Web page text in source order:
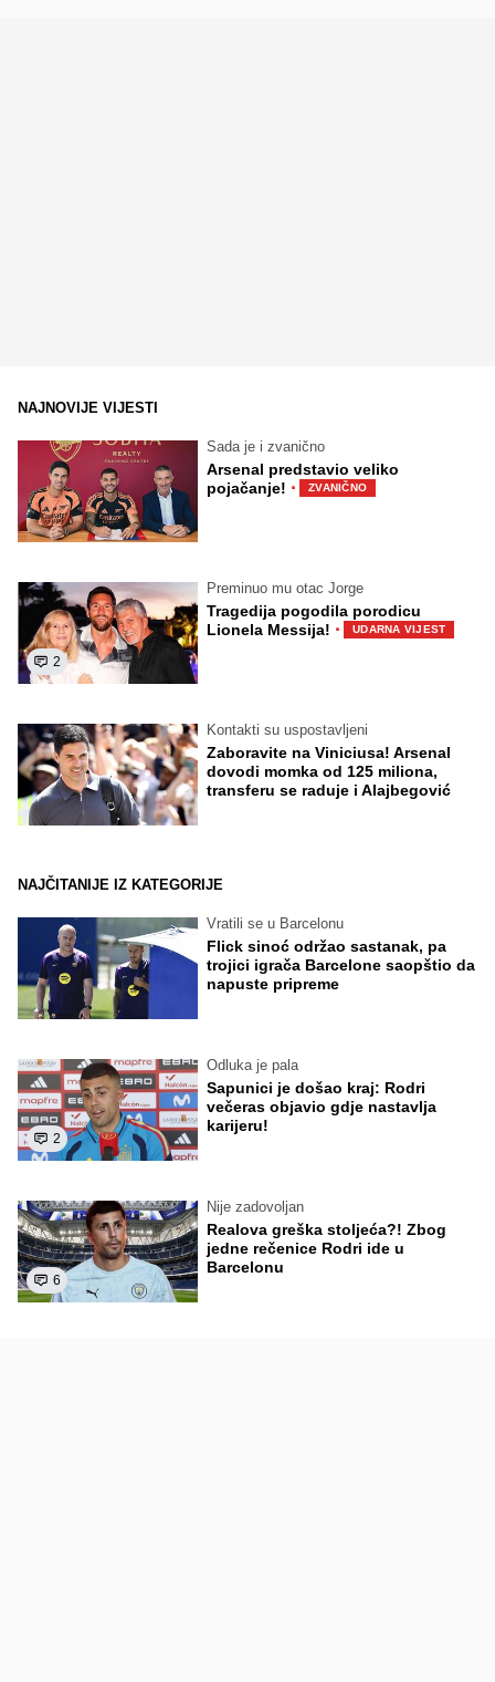
NAJNOVIJE VIJESTI
Sada je i zvanično
Arsenal predstavio veliko
pojačanje! · ZVANIČNO
2
Preminuo mu otac Jorge
Tragedija pogodila porodicu
Lionela Messija! · UDARNA VIJEST
Kontakti su uspostavljeni
Zaboravite na Viniciusa! Arsenal
dovodi momka od 125 miliona,
transferu se raduje i Alajbegović
NAJČITANIJE IZ KATEGORIJE
Vratili se u Barcelonu
Flick sinoć održao sastanak, pa
trojici igrača Barcelone saopštio da
napuste pripreme
2
Odluka je pala
Sapunici je došao kraj: Rodri
večeras objavio gdje nastavlja
karijeru!
6
Nije zadovoljan
Realova greška stoljeća?! Zbog
jedne rečenice Rodri ide u
Barcelonu